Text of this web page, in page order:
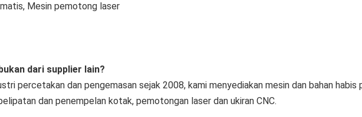
Mesin pemotong laser
dari supplier lain?
percetakan dan pengemasan sejak 2008, kami menyediakan mesin dan bahan
dan penempelan kotak, pemotongan laser dan ukiran CNC.